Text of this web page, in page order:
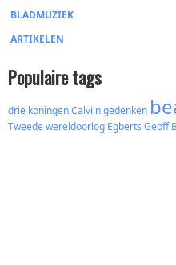
BLADMUZIEK
ARTIKELEN
Populaire tags
drie koningenCalvijngedenken
Tweede wereldoorlog Egberts Geoff